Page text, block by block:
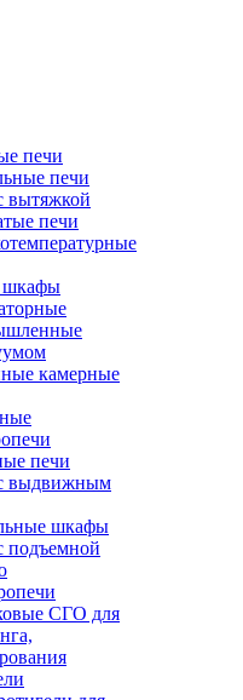
печи
печи
вытяжкой
печи
шкафы
камерные
печи
выдвижным
шкафы
подъемной
СГО для